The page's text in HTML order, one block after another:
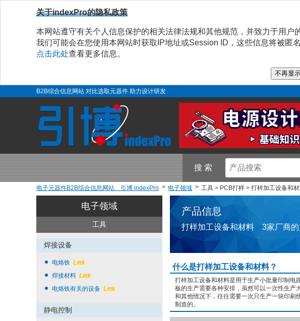
关于indexPro的隐私政策
本网站遵守有关个人信息保护的相关法律法规和其他规范，并致力于用户
我们可能会在您使用本网站时获取IP地址或Session ID，这些信息将被匿
点击此处查看更多信息。
B2B综合信息网站 对比选取元器件 助力设计研发
搜 索
电子元器件B2B综合信息网站 引博 indexPro 电子领域 工具 > PCB打样 > 打样加工设备和
电子领域
工具
焊接设备
电烙铁 Link
焊接材料 Link
电烙铁有关的设备 Link
静电控制
产品信息
打样加工设备和材料 3家厂商的
什么是打样加工设备和材料？
打样加工设备和材料是用于生产小批量印制电
板的生产需要各种安排，虽然可以一次性生产
和其他情况下，往往需要一次只生产一块印刷
制造的。